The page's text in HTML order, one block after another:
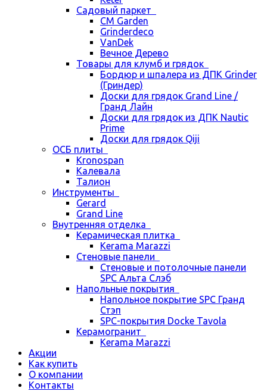
Садовый паркет
CM Garden
Grinderdeco
VanDek
Вечное Дерево
Товары для клумб и грядок
Бордюр и шпалера из ДПК Grinder
(Гриндер)
Доски для грядок Grand Line /
Гранд Лайн
Доски для грядок из ДПК Nautic
Prime
Доски для грядок Qiji
ОСБ плиты
Kronospan
Калевала
Талион
Инструменты
Gerard
Grand Line
Внутренняя отделка
Керамическая плитка
Kerama Marazzi
Стеновые панели
Стеновые и потолочные панели
SPC Альта Слэб
Напольные покрытия
Напольное покрытие SPC Гранд
Стэп
SPC-покрытия Docke Tavola
Керамогранит
Kerama Marazzi
Акции
Как купить
О компании
Контакты